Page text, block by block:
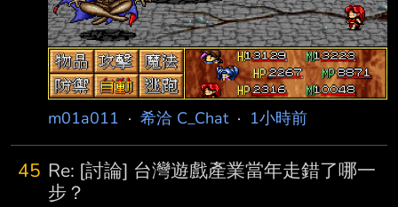
客英雄傳 1992 聖域傳說 1993 射雕英雄傳
1993 大富翁2 (3 4 5都玩過) 1994 天使帝國2(1
2都玩過) 1994 模擬動物
m01a011 · 希洽 C_Chat· 1小時前
45 Re: [討論] 台灣遊戲產業當年走錯了哪一
步？